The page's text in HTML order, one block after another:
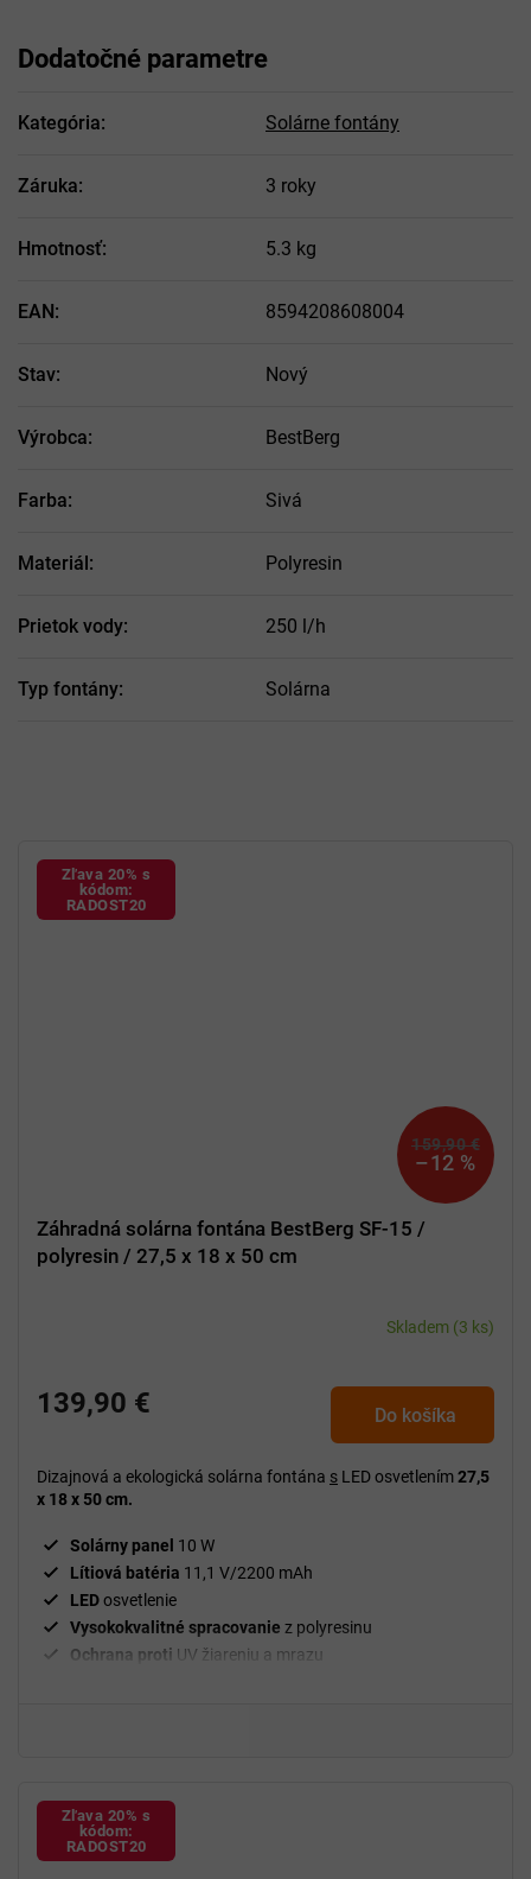
Dodatočné parametre
Kategória: Solárne fontány
Záruka: 3 roky
Hmotnosť: 5.3 kg
EAN: 8594208608004
Stav: Nový
Výrobca: BestBerg
Farba: Sivá
Materiál: Polyresin
Prietok vody: 250 l/h
Typ fontány: Solárna
Zľava 20% s
kódom:
RADOST20
159,90 €
–12 %
Záhradná solárna fontána BestBerg SF-15 /
polyresin / 27,5 x 18 x 50 cm
Skladem (3 ks)
139,90 € Do košíka
Dizajnová a ekologická solárna fontána s LED osvetlením27,5
x 18 x 50 cm.
Solárny panel 10 W
Lítiová batéria 11,1 V/2200 mAh
LEDosvetlenie
Vysokokvalitné spracovanie z polyresinu
Ochrana proti UV žiareniu a mrazu
Zľava 20% s
kódom:
RADOST20